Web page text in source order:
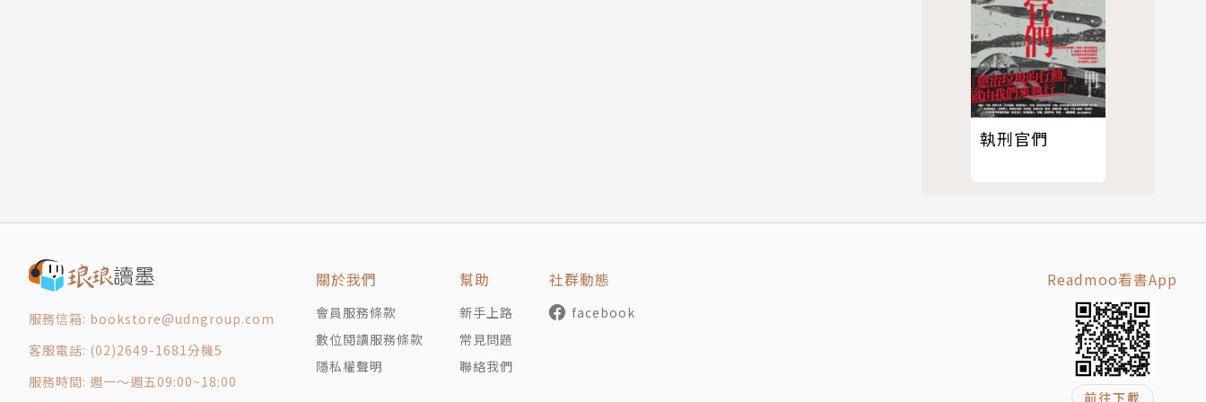
江鵝
一九七五年生，輔仁大學德文系畢業，來自台南，住在台北。人類圖分析師兼自由寫作者，經營臉書粉絲頁《可對人言的
二三事》與《Irene人類圖解讀》，著有《俗女養成記》。
輯三 肉身日常
呱元呱點呱呱呱
完整的身世
ＳＰＡ裡的生化人
免費健檢
把頭髮留長的過程有點禪
執刑官們
服務信箱: bookstore@udngroup.com
客服電話: (02)2649-1681分機5
服務時間: 週一～週五09:00~18:00
關於我們
會員服務條款
數位閱讀服務條款
隱私權聲明
幫助
新手上路
常見問題
聯絡我們
社群動態
facebook
Readmoo看書App
前往下載